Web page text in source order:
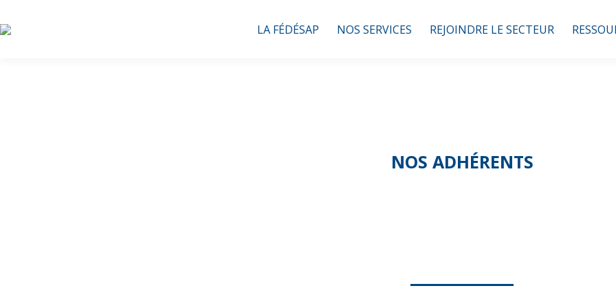
LA FÉDÉSAP NOS SERVICES REJOINDRE LE SECTEUR
NOS ADHÉRENTS